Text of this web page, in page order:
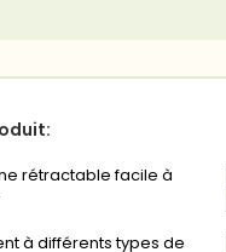
rétractable facile à
à différents types de